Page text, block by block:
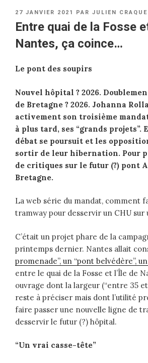
PUBLIÉ
LE
27 JANVIER 2021 PAR JULIEN CRAQUE
Entre quai de la Fosse
Nantes, ça coince…
Le pont des soupirs
Nouvel hôpital ? 2026.
de Bretagne ? 2026. Johanna
activement son troisième
à plus tard, ses “grands projets”.
débat se poursuit et les
sortir de leur hibernation. Pour
de critiques sur le futur (?) pont
Bretagne.
La web série du mandat, comment
tramway pour desservir un CHU sur
C’était un projet phare de la
printemps dernier. Nantes allait
promenade”, un “pont belvédère”,
entre le quai de la Fosse et l’Île de
ouvrage dont la largeur (“entre 35
reste à préciser mais dont l’utilité
faire passer une nouvelle ligne de
desservir le futur (?) hôpital.
“Un vrai casse-tête”